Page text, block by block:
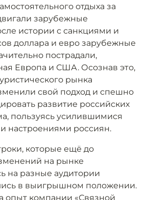
отдыха за
зарубежные
истории с санкциями и
доллара и евро зарубежные
пострадали,
Европа и США. Осознав это,
рынка
свой подход и спешно
развитие российских
пользуясь усилившимися
настроениями россиян.
которые ещё до
на рынке
на разные аудитории
в выигрышном положении.
опыт компании «Связной